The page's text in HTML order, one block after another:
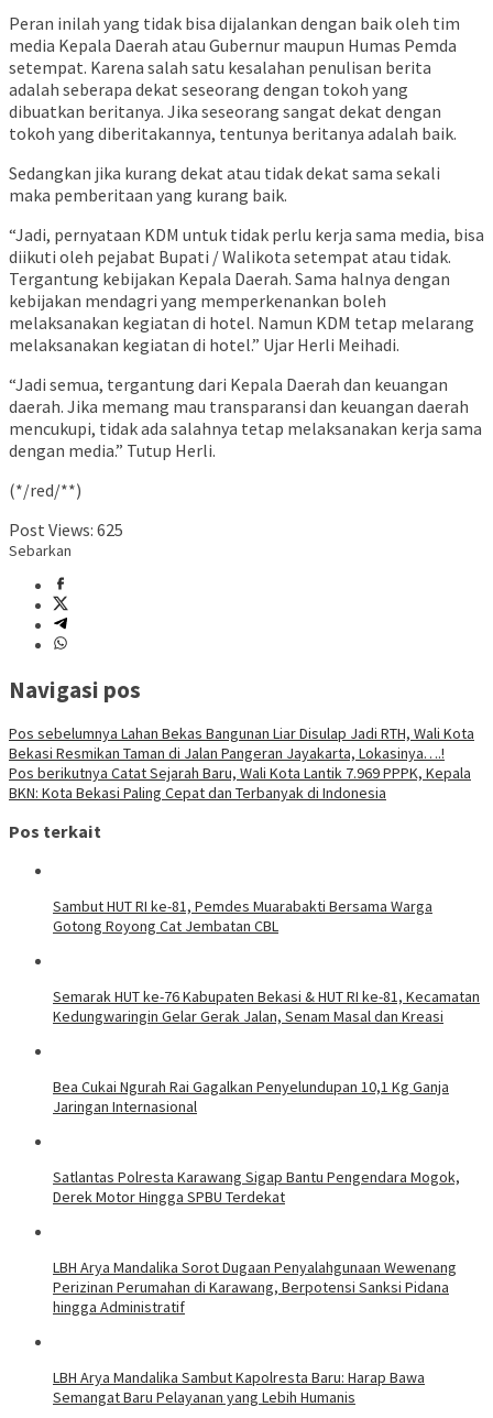
Peran inilah yang tidak bisa dijalankan dengan baik oleh tim
media Kepala Daerah atau Gubernur maupun Humas Pemda
setempat. Karena salah satu kesalahan penulisan berita
adalah seberapa dekat seseorang dengan tokoh yang
dibuatkan beritanya. Jika seseorang sangat dekat dengan
tokoh yang diberitakannya, tentunya beritanya adalah baik.
Sedangkan jika kurang dekat atau tidak dekat sama sekali
maka pemberitaan yang kurang baik.
“Jadi, pernyataan KDM untuk tidak perlu kerja sama media, bisa
diikuti oleh pejabat Bupati / Walikota setempat atau tidak.
Tergantung kebijakan Kepala Daerah. Sama halnya dengan
kebijakan mendagri yang memperkenankan boleh
melaksanakan kegiatan di hotel. Namun KDM tetap melarang
melaksanakan kegiatan di hotel.” Ujar Herli Meihadi.
“Jadi semua, tergantung dari Kepala Daerah dan keuangan
daerah. Jika memang mau transparansi dan keuangan daerah
mencukupi, tidak ada salahnya tetap melaksanakan kerja sama
dengan media.” Tutup Herli.
(*/red/**)
Post Views: 625
Sebarkan
Navigasi pos
Pos sebelumnya Lahan Bekas Bangunan Liar Disulap Jadi RTH, Wali Kota
Bekasi Resmikan Taman di Jalan Pangeran Jayakarta, Lokasinya….!
Pos berikutnya Catat Sejarah Baru, Wali Kota Lantik 7.969 PPPK, Kepala
BKN: Kota Bekasi Paling Cepat dan Terbanyak di Indonesia
Pos terkait
Sambut HUT RI ke-81, Pemdes Muarabakti Bersama Warga
Gotong Royong Cat Jembatan CBL
Semarak HUT ke-76 Kabupaten Bekasi & HUT RI ke-81, Kecamatan
Kedungwaringin Gelar Gerak Jalan, Senam Masal dan Kreasi
Bea Cukai Ngurah Rai Gagalkan Penyelundupan 10,1 Kg Ganja
Jaringan Internasional
Satlantas Polresta Karawang Sigap Bantu Pengendara Mogok,
Derek Motor Hingga SPBU Terdekat
LBH Arya Mandalika Sorot Dugaan Penyalahgunaan Wewenang
Perizinan Perumahan di Karawang, Berpotensi Sanksi Pidana
hingga Administratif
LBH Arya Mandalika Sambut Kapolresta Baru: Harap Bawa
Semangat Baru Pelayanan yang Lebih Humanis